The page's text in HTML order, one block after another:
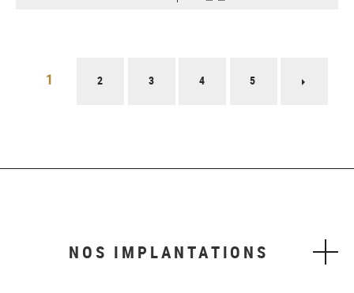
1 2 3 4 5
NOS IMPLANTATIONS